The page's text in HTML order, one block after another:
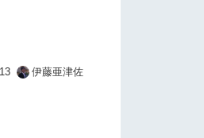
伊藤亜津佐